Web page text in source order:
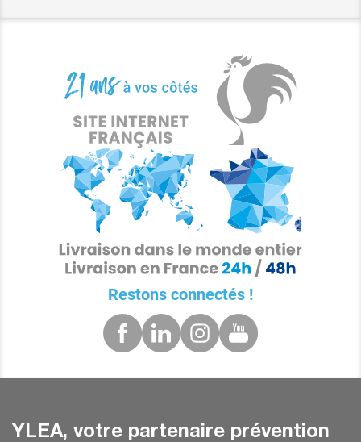
Restons connectés !
YLEA, votre partenaire prévention